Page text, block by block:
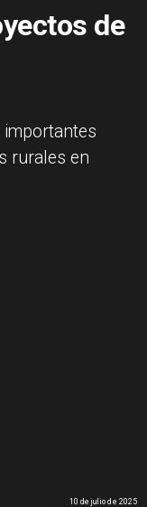
de
importantes
rurales en
10 de julio de 2025